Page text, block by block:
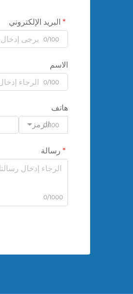
البريد الإلكتروني
0/100
الاسم
0/100
هاتف
الرمز0/100
رسالة
0/1000